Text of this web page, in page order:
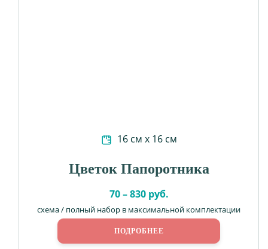
16 см х 16 см
Цветок Папоротника
70 – 830 руб.
схема / полный набор в максимальной комплектации
ПОДРОБНЕЕ